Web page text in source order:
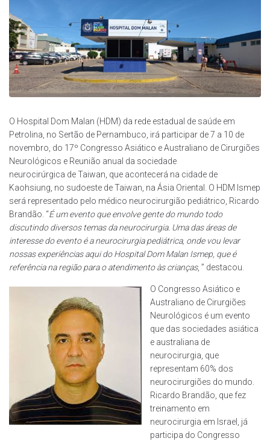
O Hospital Dom Malan (HDM) da rede estadual de saúde em
Petrolina, no Sertão de Pernambuco, irá participar de 7 a 10 de
novembro, do 17º Congresso Asiático e Australiano de Cirurgiões
Neurológicos e Reunião anual da sociedade
neurocirúrgica de Taiwan, que acontecerá na cidade de
Kaohsiung, no sudoeste de Taiwan, na Ásia Oriental. O HDM Ismep
será representado pelo médico neurocirurgião pediátrico, Ricardo
Brandão. “É um evento que envolve gente do mundo todo
discutindo diversos temas da neurocirurgia. Uma das áreas de
interesse do evento é a neurocirurgia pediátrica, onde vou levar
nossas experiências aqui do Hospital Dom Malan Ismep, que é
referência na região para o atendimento às crianças, ” destacou.
O Congresso Asiático e
Australiano de Cirurgiões
Neurológicos é um evento
que das sociedades asiática
e australiana de
neurocirurgia, que
representam 60% dos
neurocirurgiões do mundo.
Ricardo Brandão, que fez
treinamento em
neurocirurgia em Israel, já
participa do Congresso